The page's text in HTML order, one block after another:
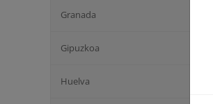
Granada
Gipuzkoa
Huelva